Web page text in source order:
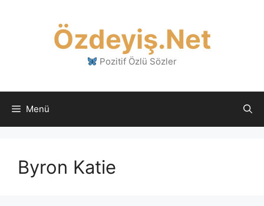
Özdeyiş.Net
Pozitif Özlü Sözler
Menü
Byron Katie